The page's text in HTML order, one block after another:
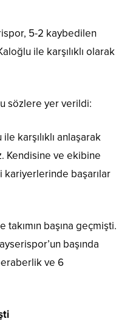
5-2 kaybedilen
ile karşılıklı olarak
sözlere yer verildi:
karşılıklı anlaşarak
Kendisine ve ekibine
başarılar
başına geçmişti.
başında
ve 6